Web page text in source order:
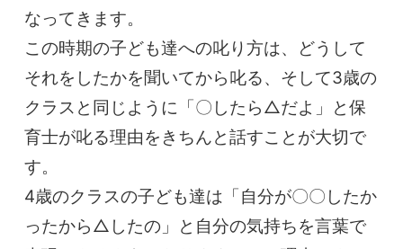
なってきます。
この時期の子ども達への叱り方は、どうして
それをしたかを聞いてから叱る、そして3歳の
クラスと同じように「〇したら△だよ」と保
育士が叱る理由をきちんと話すことが大切で
す。
4歳のクラスの子ども達は「自分が〇〇したか
ったから△したの」と自分の気持ちを言葉で